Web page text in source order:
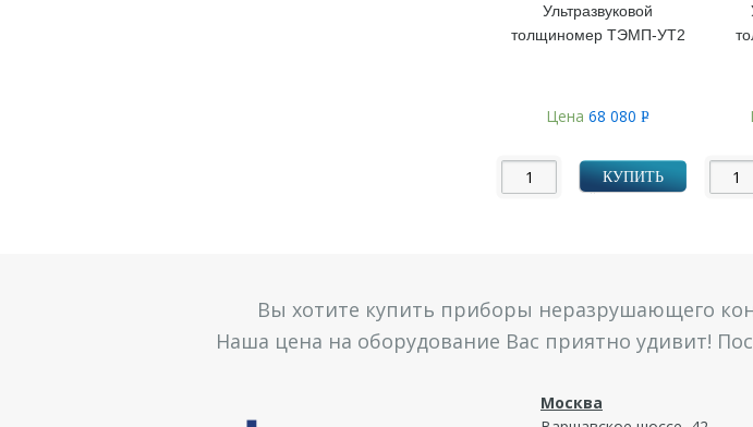
Ультразвуковой
толщиномер ТЭМП-УТ2
Цена68 080Р
КУПИТЬ
Вы хотите купить приборы неразрушающего
Наша цена на оборудование Вас приятно удивит!
Москва